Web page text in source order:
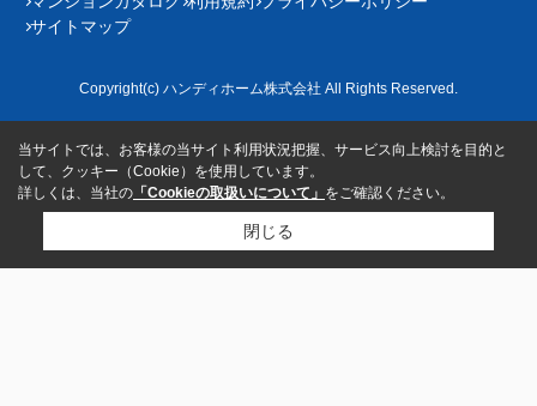
サイトマップ
Copyright(c) ハンディホーム株式会社 All Rights Reserved.
当サイトでは、お客様の当サイト利用状況把握、サービス向上検討を目的と
して、クッキー（Cookie）を使用しています。
詳しくは、当社の 「Cookieの取扱いについて」 をご確認ください。
閉じる